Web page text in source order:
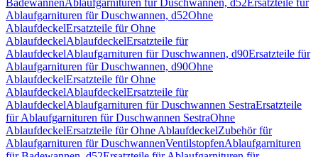
BadewannenAblaufgarnituren für Duschwannen, d52Ersatzteile für
Ablaufgarnituren für Duschwannen, d52Ohne
AblaufdeckelErsatzteile für Ohne
AblaufdeckelAblaufdeckelErsatzteile für
AblaufdeckelAblaufgarnituren für Duschwannen, d90Ersatzteile für
Ablaufgarnituren für Duschwannen, d90Ohne
AblaufdeckelErsatzteile für Ohne
AblaufdeckelAblaufdeckelErsatzteile für
AblaufdeckelAblaufgarnituren für Duschwannen SestraErsatzteile
für Ablaufgarnituren für Duschwannen SestraOhne
AblaufdeckelErsatzteile für Ohne AblaufdeckelZubehör für
Ablaufgarnituren für DuschwannenVentilstopfenAblaufgarnituren